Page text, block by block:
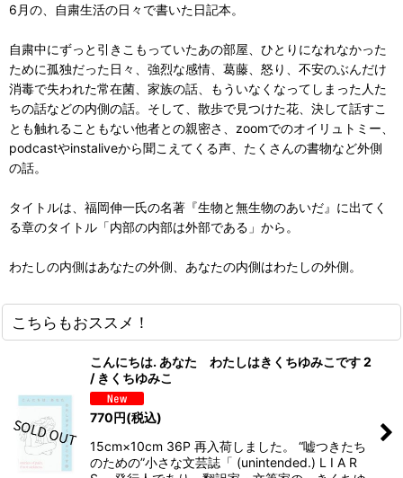
6月の、自粛生活の日々で書いた日記本。
自粛中にずっと引きこもっていたあの部屋、ひとりになれなかった
ために孤独だった日々、強烈な感情、葛藤、怒り、不安のぶんだけ
消毒で失われた常在菌、家族の話、もういなくなってしまった人た
ちの話などの内側の話。そして、散歩で見つけた花、決して話すこ
とも触れることもない他者との親密さ、zoomでのオイリュトミー、
podcastやinstaliveから聞こえてくる声、たくさんの書物など外側
の話。
タイトルは、福岡伸一氏の名著『生物と無生物のあいだ』に出てく
る章のタイトル「内部の内部は外部である」から。
わたしの内側はあなたの外側、あなたの内側はわたしの外側。
こちらもおススメ！
こんにちは. あなた わたしはきくちゆみこです 2
/ きくちゆみこ
770円(税込)
15cm×10cm 36P 再入荷しました。 “嘘つきたち
のための”小さな文芸誌「 (unintended.) L I A R